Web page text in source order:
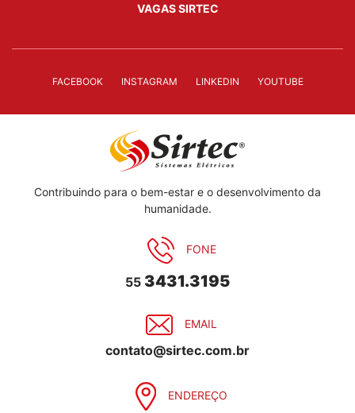
VAGAS SIRTEC
FACEBOOK INSTAGRAM LINKEDIN YOUTUBE
Contribuindo para o bem-estar e o desenvolvimento da
humanidade.
FONE
55 3431.3195
EMAIL
contato@sirtec.com.br
ENDEREÇO